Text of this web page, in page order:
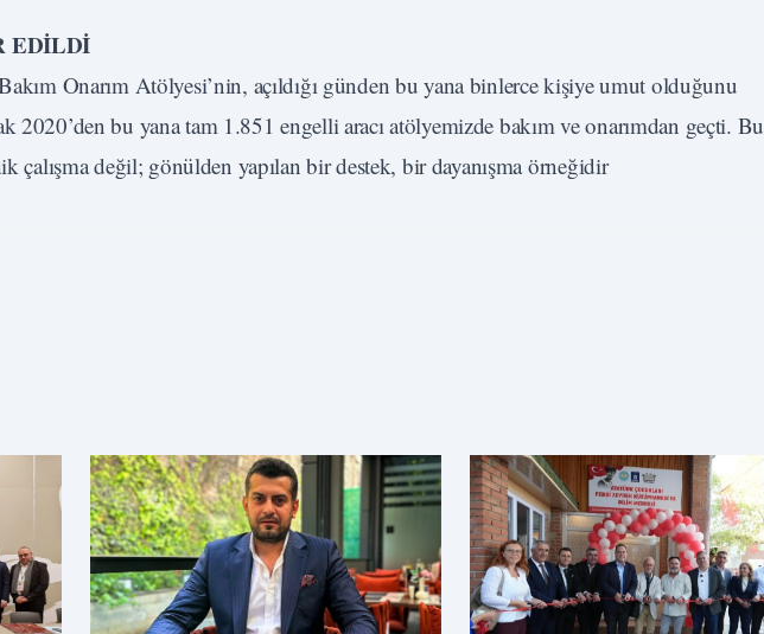
EDİLDİ
Onarım Atölyesi’nin, açıldığı günden bu yana binlerce kişiye umut olduğunu
2020’den bu yana tam 1.851 engelli aracı atölyemizde bakım ve onarımdan geçti. Bu
çalışma değil; gönülden yapılan bir destek, bir dayanışma örneğidir